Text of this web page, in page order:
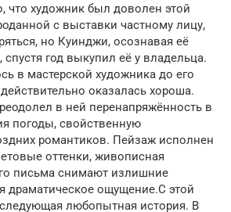
что художник был доволен этой
с выставки частному лицу,
но Куинджи, осознавая её
спустя год выкупил её у владельца.
в мастерской художника до его
оказалась хороша.
в ней перенапряжённость в
погоды, свойственную
романтиков. Пейзаж исполнен
оттенки, живописная
письма снимают излишние
драматическое ощущение.С этой
любопытная история. В